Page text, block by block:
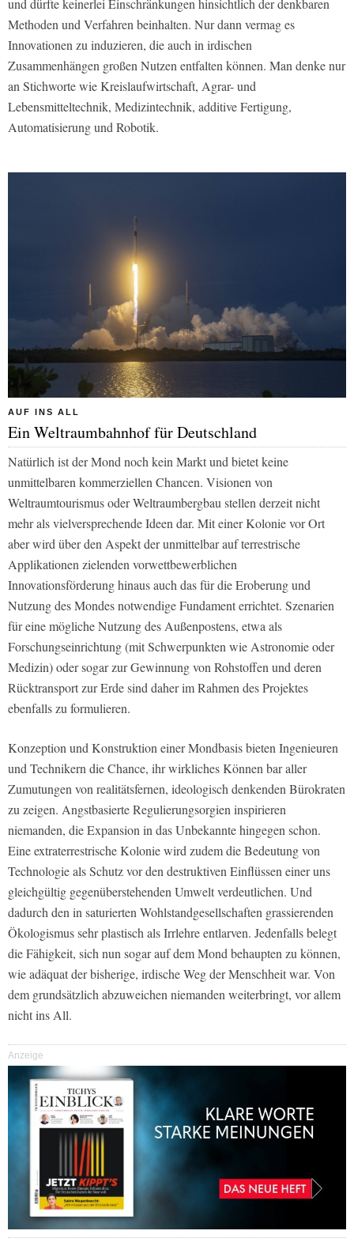
Methoden und Verfahren beinhalten. Nur dann vermag es
Innovationen zu induzieren, die auch in irdischen
Zusammenhängen großen Nutzen entfalten können. Man denke nur
an Stichworte wie Kreislaufwirtschaft, Agrar- und
Lebensmitteltechnik, Medizintechnik, additive Fertigung,
Automatisierung und Robotik.
AUF INS ALL
Ein Weltraumbahnhof für Deutschland
Natürlich ist der Mond noch kein Markt und bietet keine
unmittelbaren kommerziellen Chancen. Visionen von
Weltraumtourismus oder Weltraumbergbau stellen derzeit nicht
mehr als vielversprechende Ideen dar. Mit einer Kolonie vor Ort
aber wird über den Aspekt der unmittelbar auf terrestrische
Applikationen zielenden vorwettbewerblichen
Innovationsförderung hinaus auch das für die Eroberung und
Nutzung des Mondes notwendige Fundament errichtet. Szenarien
für eine mögliche Nutzung des Außenpostens, etwa als
Forschungseinrichtung (mit Schwerpunkten wie Astronomie oder
Medizin) oder sogar zur Gewinnung von Rohstoffen und deren
Rücktransport zur Erde sind daher im Rahmen des Projektes
ebenfalls zu formulieren.
Konzeption und Konstruktion einer Mondbasis bieten Ingenieuren
und Technikern die Chance, ihr wirkliches Können bar aller
Zumutungen von realitätsfernen, ideologisch denkenden Bürokraten
zu zeigen. Angstbasierte Regulierungsorgien inspirieren
niemanden, die Expansion in das Unbekannte hingegen schon.
Eine extraterrestrische Kolonie wird zudem die Bedeutung von
Technologie als Schutz vor den destruktiven Einflüssen einer uns
gleichgültig gegenüberstehenden Umwelt verdeutlichen. Und
dadurch den in saturierten Wohlstandgesellschaften grassierenden
Ökologismus sehr plastisch als Irrlehre entlarven. Jedenfalls belegt
die Fähigkeit, sich nun sogar auf dem Mond behaupten zu können,
wie adäquat der bisherige, irdische Weg der Menschheit war. Von
dem grundsätzlich abzuweichen niemanden weiterbringt, vor allem
nicht ins All.
Anzeige